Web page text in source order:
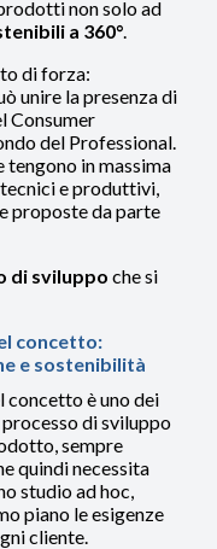
non solo ad
a 360°.
di forza:
unire la presenza di
Consumer
del Professional.
tengono in massima
e produttivi,
proposte da parte
di sviluppo che si
concetto:
e sostenibilità
concetto è uno dei
di sviluppo
sempre
quindi necessita
studio ad hoc,
piano le esigenze
cliente.